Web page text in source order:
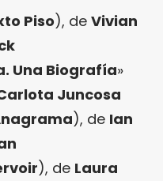
Piso), de Vivian
Una Biografía»
Juncosa
), de Ian
), de Laura